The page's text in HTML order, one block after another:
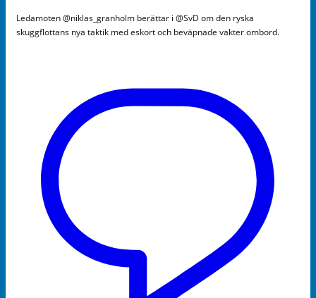
Ledamoten @niklas_granholm berättar i @SvD om den ryska
skuggflottans nya taktik med eskort och beväpnade vakter ombord.